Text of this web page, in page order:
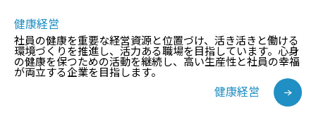
健康経営
社員の健康を重要な経営資源と位置づけ、活き活きと働ける
環境づくりを推進し、活力ある職場を目指しています。心身
の健康を保つための活動を継続し、高い生産性と社員の幸福
が両立する企業を目指します。
健康経営